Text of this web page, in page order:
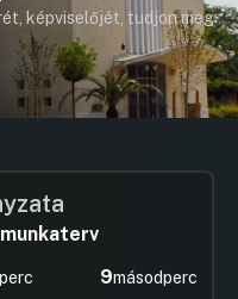
képviselőjét, tudjon meg
perc 9másodperc